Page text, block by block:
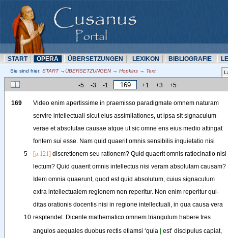
START OPERA ÜBERSETZUNN LEXIKON BIBLIOGRAFIE
Sie sind hier: START →ÜBERSETZUNN → Hopkins → Text
-5 -3 -1 +1 +3 +5
169 Video enim apertissime in praemisso paradigmate omnem naturam
servire intellectuali sicut eius assimilationes, ut ipsa sit signaculum
verae et absolutae causae atque ut sic omne ens eius medio attingat
fontem sui esse. Nam quid quaerit omnis sensibilis inquietatio nisi
5
[p.121] discretionem seu rationem? Quid quaerit omnis ratiocinatio nisi
lectum? Quid quaerit omnis intellectus nisi veram absolutam causam?
Idem omnia quaerunt, quod est quid absolutum, cuius signaculum
extra intellectualem regionem non reperitur. Non enim reperitur qui-
ditas orationis docentis nisi in regione intellectuali, in qua causa vera
10 resplendet. Dicente mathematico omnem triangulum habere tres
angulos aequales duobus rectis etiamsi ‘quia est’ discipulus capiat,